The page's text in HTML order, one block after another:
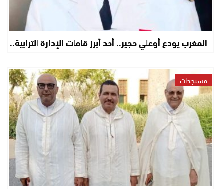
المغرب يودع أوعلي حجير.. أحد أبرز قامات الإدارة الترابية..
مستجدات